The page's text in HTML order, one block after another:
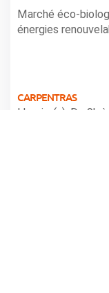
Marché éco-
énergies
CARPENTRAS
Horaire(s): De 9h à